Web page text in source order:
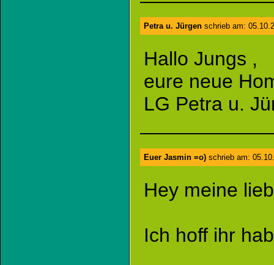
Petra u. Jürgen schrieb am:
Hallo Jungs ,
eure neue
LG Petra u.
Euer Jasmin =o) schrieb am:
Hey meine
Ich hoff ihr